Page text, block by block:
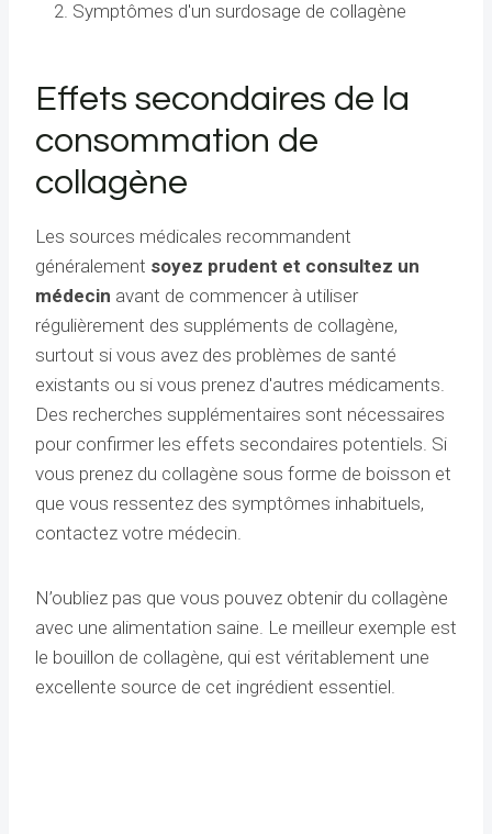
Symptômes d'un surdosage de collagène
Effets secondaires de la
consommation de
collagène
Les sources médicales recommandent
généralement soyez prudent et consultez un
médecin avant de commencer à utiliser
régulièrement des suppléments de collagène,
surtout si vous avez des problèmes de santé
existants ou si vous prenez d'autres médicaments.
Des recherches supplémentaires sont nécessaires
pour confirmer les effets secondaires potentiels. Si
vous prenez du collagène sous forme de boisson et
que vous ressentez des symptômes inhabituels,
contactez votre médecin.
N’oubliez pas que vous pouvez obtenir du collagène
avec une alimentation saine. Le meilleur exemple est
le bouillon de collagène, qui est véritablement une
excellente source de cet ingrédient essentiel.